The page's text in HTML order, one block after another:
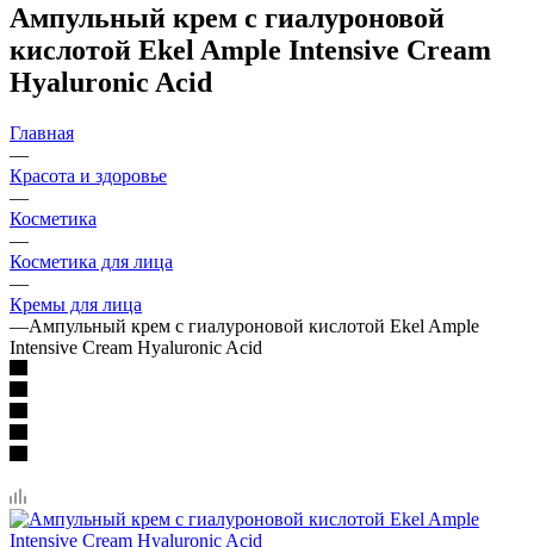
Ампульный крем с гиалуроновой
кислотой Ekel Ample Intensive Cream
Hyaluronic Acid
Главная
—
Красота и здоровье
—
Косметика
—
Косметика для лица
—
Кремы для лица
—Ампульный крем с гиалуроновой кислотой Ekel Ample
Intensive Cream Hyaluronic Acid